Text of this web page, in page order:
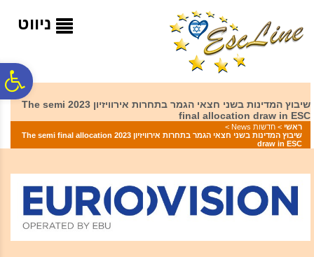
המרכזי
ניווט
שיבוץ המדינות בשני חצאי הגמר בתחרות אירוויזיון 2023 The semi
final allocation draw in ESC
ראשי > חדשות News
>
שיבוץ המדינות בשני חצאי הגמר בתחרות אירוויזיון 2023 The semi final allocation
draw in ESC